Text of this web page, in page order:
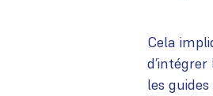
Cela
les